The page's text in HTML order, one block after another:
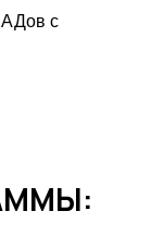
с